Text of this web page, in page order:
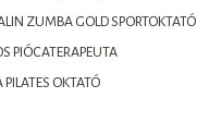
ZUMBA GOLD SPORTOKTATÓ
PIÓCATERAPEUTA
OKTATÓ